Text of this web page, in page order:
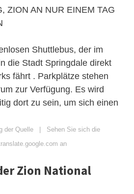
ZION AN NUR EINEM TAG
Shuttlebus, der im
die Stadt Springdale direkt
fährt . Parkplätze stehen
zur Verfügung. Es wird
dort zu sein, um sich einen
der Quelle
Sehen Sie sich die
an
Zion National